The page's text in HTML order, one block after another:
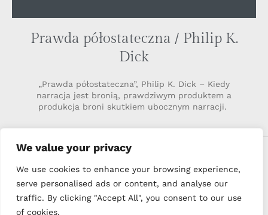
We value your privacy
We use cookies to enhance your browsing experience,
serve personalised ads or content, and analyse our
traffic. By clicking "Accept All", you consent to our use
of cookies.
Prawda półostateczna / Philip K.
Dick
„Prawda półostateczna”, Philip K. Dick – Kiedy
narracja jest bronią, prawdziwym produktem a
produkcja broni skutkiem ubocznym narracji.
COMMENTS
What do you think?